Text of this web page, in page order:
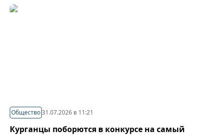
Общество31.07.2026 в 11:21
Курганцы поборются в конкурсе на самый